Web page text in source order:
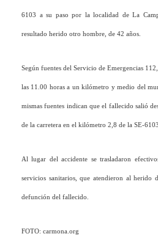
6103 a su paso por la localidad de La
resultado herido otro hombre, de 42 años.
Según fuentes del Servicio de Emergencias
las 11.00 horas a un kilómetro y medio del
mismas fuentes indican que el fallecido salió
de la carretera en el kilómetro 2,8 de la SE-6103.
Al lugar del accidente se trasladaron
servicios sanitarios, que atendieron al herido
defunción del fallecido.
FOTO: carmona.org